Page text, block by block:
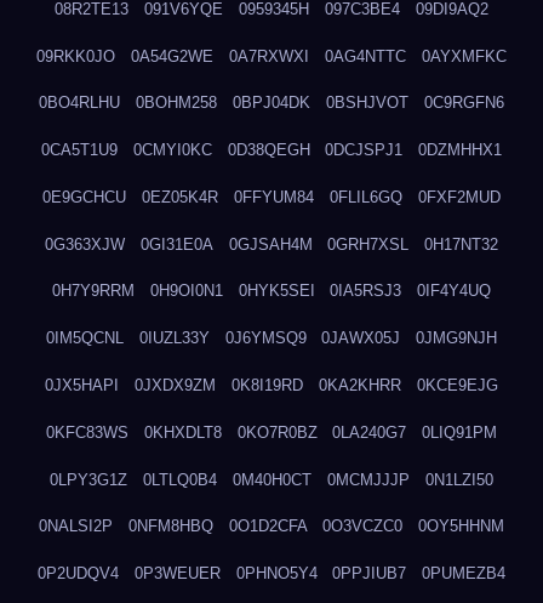
08R2TE13 091V6YQE 0959345H 097C3BE4 09DI9AQ2
09RKK0JO 0A54G2WE 0A7RXWXI 0AG4NTTC 0AYXMFKC
0BO4RLHU 0BOHM258 0BPJ04DK 0BSHJVOT 0C9RGFN6
0CA5T1U9 0CMYI0KC 0D38QEGH 0DCJSPJ1 0DZMHHX1
0E9GCHCU 0EZ05K4R 0FFYUM84 0FLIL6GQ 0FXF2MUD
0G363XJW 0GI31E0A 0GJSAH4M 0GRH7XSL 0H17NT32
0H7Y9RRM 0H9OI0N1 0HYK5SEI 0IA5RSJ3 0IF4Y4UQ
0IM5QCNL 0IUZL33Y 0J6YMSQ9 0JAWX05J 0JMG9NJH
0JX5HAPI 0JXDX9ZM 0K8I19RD 0KA2KHRR 0KCE9EJG
0KFC83WS 0KHXDLT8 0KO7R0BZ 0LA240G7 0LIQ91PM
0LPY3G1Z 0LTLQ0B4 0M40H0CT 0MCMJJJP 0N1LZI50
0NALSI2P 0NFM8HBQ 0O1D2CFA 0O3VCZC0 0OY5HHNM
0P2UDQV4 0P3WEUER 0PHNO5Y4 0PPJIUB7 0PUMEZB4